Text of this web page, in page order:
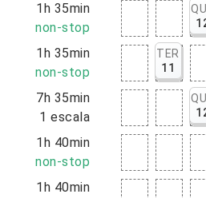
1h 35min
non-stop
1h 35min
non-stop
TER
11
7h 35min
1 escala
1h 40min
non-stop
1h 40min